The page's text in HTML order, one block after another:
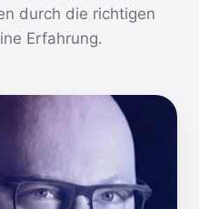
durch die richtigen
Erfahrung.
Time-to-Market